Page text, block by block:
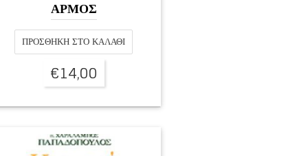
ΑΡΜΟΣ
ΠΡΟΣΘΉΚΗ ΣΤΟ ΚΑΛΆΘΙ
€14,00